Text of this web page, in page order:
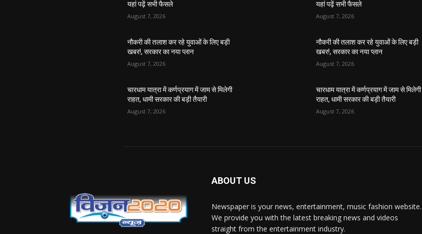
यहां पढ़ें सभी फैसले
August 7, 2026
नौकरी की तलाश कर रहे युवाओं के लिए बड़ी
खबर!, सरकार का नया प्लान
August 7, 2026
चारधाम यात्रा में कर्णप्रयाग में जाम से मिलेगी
राहत, धामी सरकार की बड़ी तैयारी
August 7, 2026
यहां पढ़ें सभी फैसले
August 7, 2026
नौकरी की तलाश कर रहे युवाओं के लिए बड़ी
खबर!, सरकार का नया प्लान
August 7, 2026
चारधाम यात्रा में कर्णप्रयाग में जाम से मिलेगी
राहत, धामी सरकार की बड़ी तैयारी
August 7, 2026
ABOUT US
Newspaper is your news, entertainment, music fashion website.
We provide you with the latest breaking news and videos
straight from the entertainment industry.